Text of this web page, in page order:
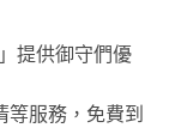
提供御守們優
等服務，免費到